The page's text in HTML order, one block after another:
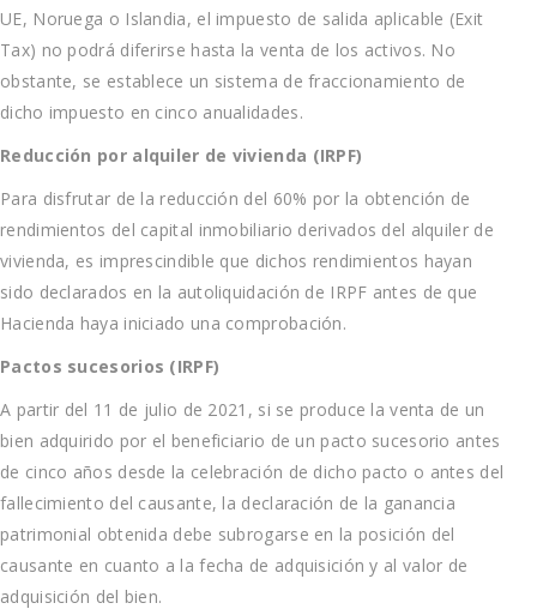
UE, Noruega o Islandia, el impuesto de salida aplicable (Exit
Tax) no podrá diferirse hasta la venta de los activos. No
obstante, se establece un sistema de fraccionamiento de
dicho impuesto en cinco anualidades.
Reducción por alquiler de vivienda (IRPF)
Para disfrutar de la reducción del 60% por la obtención de
rendimientos del capital inmobiliario derivados del alquiler de
vivienda, es imprescindible que dichos rendimientos hayan
sido declarados en la autoliquidación de IRPF antes de que
Hacienda haya iniciado una comprobación.
Pactos sucesorios (IRPF)
A partir del 11 de julio de 2021, si se produce la venta de un
bien adquirido por el beneficiario de un pacto sucesorio antes
de cinco años desde la celebración de dicho pacto o antes del
fallecimiento del causante, la declaración de la ganancia
patrimonial obtenida debe subrogarse en la posición del
causante en cuanto a la fecha de adquisición y al valor de
adquisición del bien.